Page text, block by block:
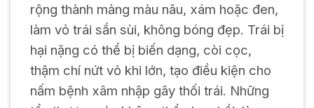
rộng thành mảng màu nâu, xám hoặc đen,
làm vỏ trái sần sùi, không bóng đẹp. Trái bị
hại nặng có thể bị biến dạng, còi cọc,
thậm chí nứt vỏ khi lớn, tạo điều kiện cho
nấm bệnh xâm nhập gây thối trái. Những